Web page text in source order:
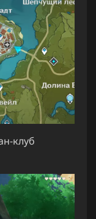
клуб